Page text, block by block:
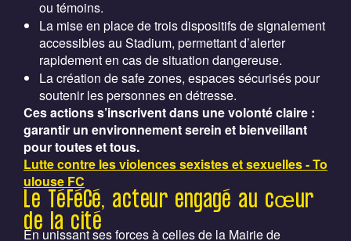
ou témoins.
La mise en place de trois dispositifs de signalement
accessibles au Stadium, permettant d’alerter
rapidement en cas de situation dangereuse.
La création de safe zones, espaces sécurisés pour
soutenir les personnes en détresse.
Ces actions s’inscrivent dans une volonté claire :
garantir un environnement serein et bienveillant
pour toutes et tous.
Lutte contre les violences sexistes et sexuelles - To
ulouse FC
Le TéFéCé, acteur engagé au cœur
de la cité
En unissant ses forces à celles de la Mairie de